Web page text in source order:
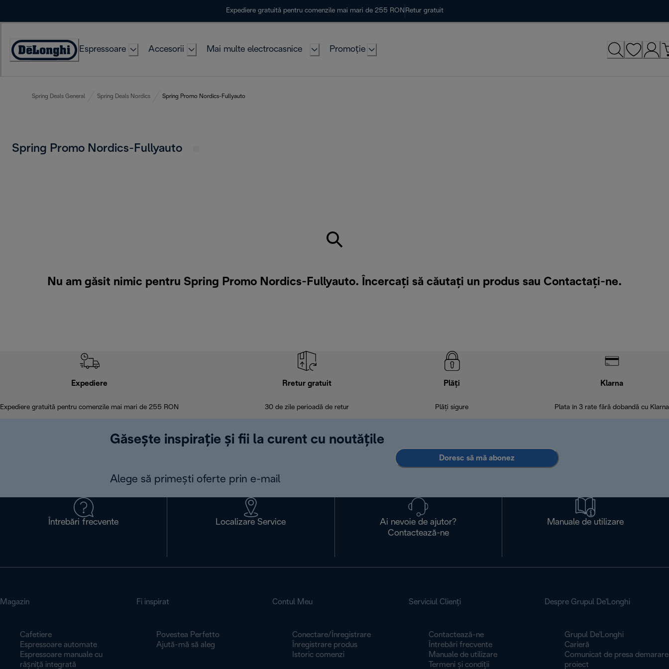
Expediere gratuită pentru comenzile mai mari de 255 RON Retur gratuit
Accessibility
Espressoare Accesorii Mai multe electrocasnice Promoție
Spring Deals General Spring Deals Nordics Spring Promo Nordics-Fullyauto
Spring Promo Nordics-Fullyauto
Nu am găsit nimic pentru Spring Promo Nordics-Fullyauto. Încercați să căutați un produs sau Contactați-ne.
Expediere
Expediere gratuită pentru comenzile mai mari de 255 RON
Rretur gratuit
30 de zile perioadă de retur
Plăți
Plăți sigure
Klarna
Plata în 3 rate fără dobandă cu Klarna
Găsește inspirație și fii la curent cu noutățile
Alege să primești oferte prin e-mail
Doresc să mă abonez
Întrebări frecvente Localizare Service
Ai nevoie de ajutor?
Contactează-ne
Manuale de utilizare
Magazin
Cafetiere
Espressoare automate
Espressoare manuale cu
râșniță integrată
Fi inspirat
Povestea Perfetto
Ajută-mă să aleg
Contul Meu
Conectare/Înregistrare
Înregistrare produs
Istoric comenzi
Serviciul Clienţi
Contactează-ne
Întrebări frecvente
Manuale de utilizare
Termeni și condiți​​​​​​​i
Despre Grupul De'Longhi
Grupul De'Longhi
Carieră
Comunicat de presa demarare
proiect